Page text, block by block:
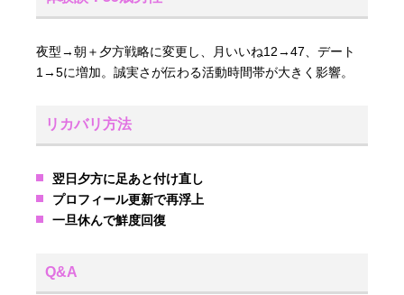
夜型→朝＋夕方戦略に変更し、月いいね12→47、デート
1→5に増加。誠実さが伝わる活動時間帯が大きく影響。
リカバリ方法
翌日夕方に足あと付け直し
プロフィール更新で再浮上
一旦休んで鮮度回復
Q&A